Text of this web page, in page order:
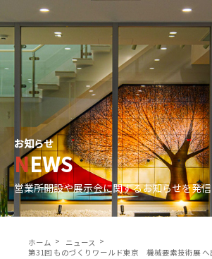
協力会社募集 各
電話問い合わせ｜0774-41-
EN
お知らせ
NEWS
営業所開設や展示会に関するお知らせを発信
ホーム
ニュース
第31回 ものづくりワールド東京 機械要素技術展 へ